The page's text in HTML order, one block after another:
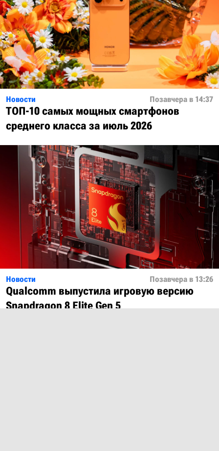
Новости Позавчера в 14:37
ТОП-10 самых мощных смартфонов
среднего класса за июль 2026
Новости Позавчера в 13:26
Qualcomm выпустила игровую версию
Snapdragon 8 Elite Gen 5